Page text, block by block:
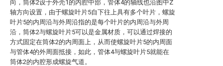
向，筒体2设于外壳1的内腔中部，管体4的轴线也沿图中Z
轴方向设置，由于螺旋叶片5自下往上具有多个叶片，螺旋
叶片5的内周沿与外周沿指的是每个叶片的内周沿与外周
沿，筒体2与螺旋叶片5可以是金属材质，可以通过焊接的
方式固定在筒体2的内周面上，从而使螺旋叶片5的内周面
与管体4的外周面抵接，如此，管体4与螺旋叶片5就能在
筒体2的内腔形成螺旋气道。